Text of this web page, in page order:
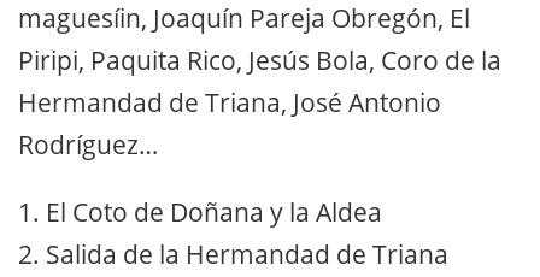
maguesíin, Joaquín Pareja Obregón, El
Piripi, Paquita Rico, Jesús Bola, Coro de la
Hermandad de Triana, José Antonio
Rodríguez…
1. El Coto de Doñana y la Aldea
2. Salida de la Hermandad de Triana